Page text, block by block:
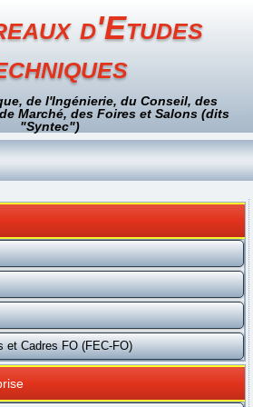
d'Etudes
de l'Ingénierie, du Conseil, des
Marché, des Foires et Salons (dits
"Syntec")
et Cadres FO (FEC-FO)